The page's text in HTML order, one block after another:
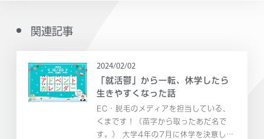
関連記事
2024/02/02
「就活鬱」から一転、休学したら
生きやすくなった話
EC・脱毛のメディアを担当している、
くまです！（苗字から取ったあだ名で
す。） 大学4年の7月に休学を決意し、